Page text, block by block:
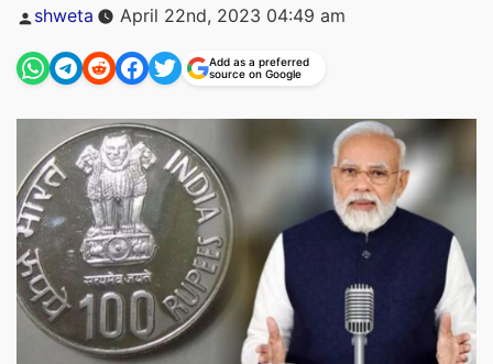
Posted
by
shweta April 22nd, 2023 04:49 am
Add as a preferred
source on Google